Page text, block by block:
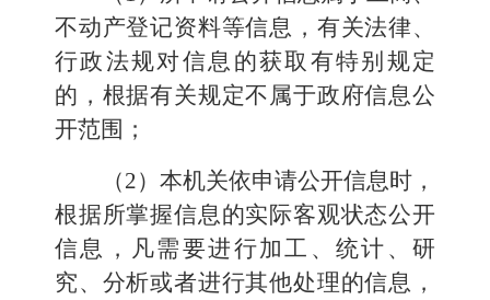
不动产登记资料等信息，有关法律、
行政法规对信息的获取有特别规定
的，根据有关规定不属于政府信息公
开范围；
（2）本机关依申请公开信息时，
根据所掌握信息的实际客观状态公开
信息，凡需要进行加工、统计、研
究、分析或者进行其他处理的信息，